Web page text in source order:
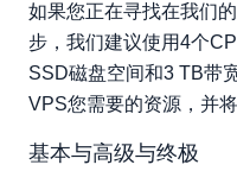
如果您正在寻找在我们
步，我们建议使用4个
SSD磁盘空间和3 TB带
VPS您需要的资源，并
基本与高级与终极